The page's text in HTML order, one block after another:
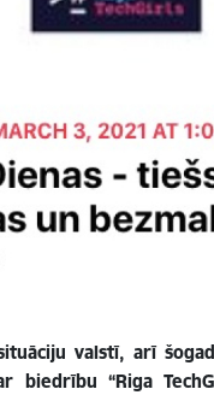
valstī, arī
biedrību “Riga